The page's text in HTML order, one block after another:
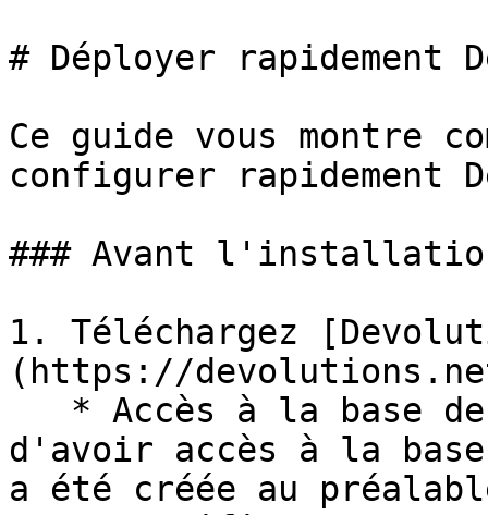
# Déployer rapidement
Ce guide vous montre
configurer rapidement
### Avant
1. Téléchargez
(https://
d'avoir accès à la
a été créée au